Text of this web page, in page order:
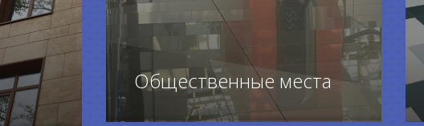
Общественные места